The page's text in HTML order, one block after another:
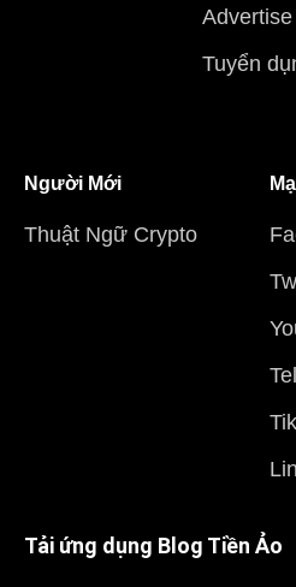
Advertise
Tuyển
Người Mới
Thuật Ngữ Crypto
Tải ứng dụng Blog Tiền Ảo